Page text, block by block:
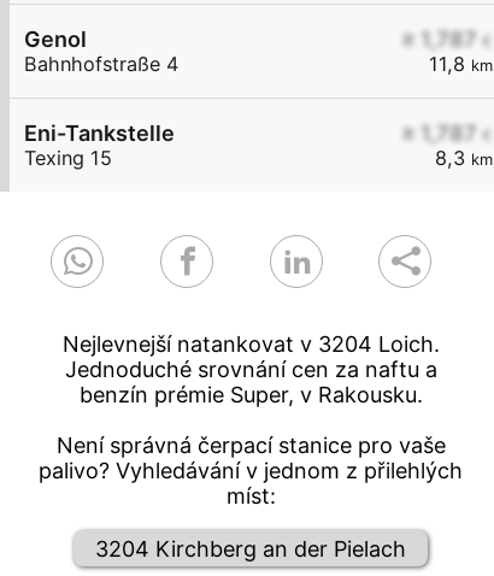
≥ 1,787 €
11,8 km
Genol
Bahnhofstraße 4
≥ 1,787 €
8,3 km
Eni-Tankstelle
Texing 15
Nejlevnejší natankovat v 3204 Loich.
Jednoduché srovnání cen za naftu a
benzín prémie Super, v Rakousku.
Není správná čerpací stanice pro vaše
palivo? Vyhledávání v jednom z přilehlých
míst:
3204 Kirchberg an der Pielach